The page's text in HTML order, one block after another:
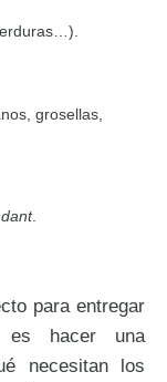
grosellas,
.
para entregar
hacer una
necesitan los